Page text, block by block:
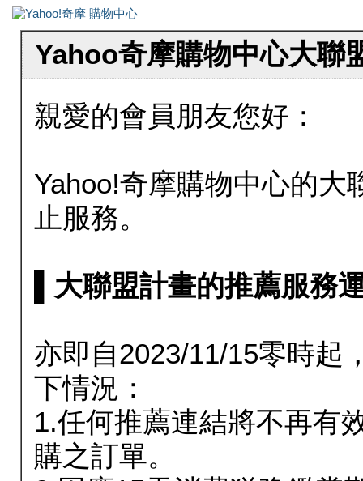
Yahoo奇摩購物中心大聯
親愛的會員朋友您好：
Yahoo!奇摩購物中心的大
止服務。
▌大聯盟計畫的推薦服務
亦即自2023/11/15零時起
下情況：
1.任何推薦連結將不再有
購之訂單。